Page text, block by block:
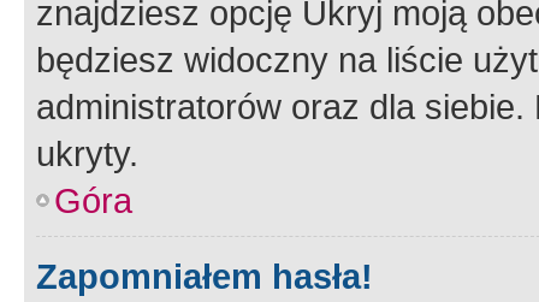
znajdziesz opcję Ukryj moją
będziesz widoczny na liście
administratorów oraz dla
ukryty.
Góra
Zapomniałem hasła!